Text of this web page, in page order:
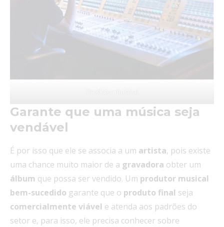
Garante que uma música seja
vendável
É por isso que ele se associa a um artista, pois existe
uma chance muito maior de a gravadora obter um
álbum que possa ser vendido. Um produtor musical
bem-sucedido garante que o produto final seja
comercialmente viável e atenda aos padrões do
setor e, para isso, ele precisa conhecer sobre